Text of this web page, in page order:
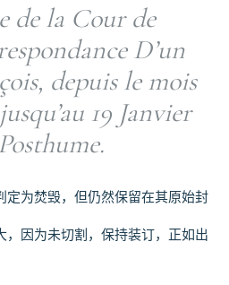
de la Cour de
D’un
depuis le mois
19 Janvier
定为焚毁，但仍然保留在其原始封
，因为未切割，保持装订，正如出